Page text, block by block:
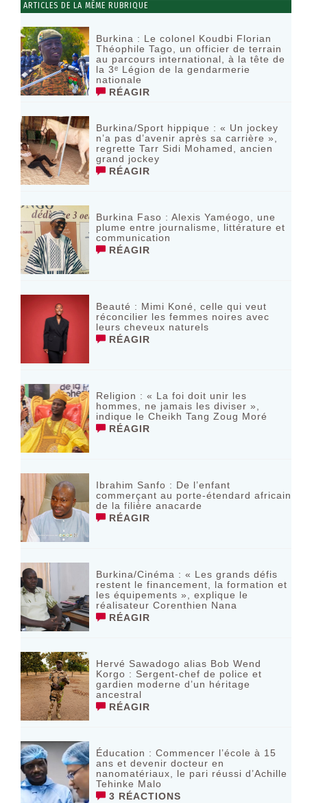
ARTICLES DE LA MÊME RUBRIQUE
Burkina : Le colonel Koudbi Florian
Théophile Tago, un officier de terrain
au parcours international, à la tête de
la 3ᵉ Légion de la gendarmerie
nationale
RÉAGIR
Burkina/Sport hippique : « Un jockey
n’a pas d’avenir après sa carrière »,
regrette Tarr Sidi Mohamed, ancien
grand jockey
RÉAGIR
Burkina Faso : Alexis Yaméogo, une
plume entre journalisme, littérature et
communication
RÉAGIR
Beauté : Mimi Koné, celle qui veut
réconcilier les femmes noires avec
leurs cheveux naturels
RÉAGIR
Religion : « La foi doit unir les
hommes, ne jamais les diviser »,
indique le Cheikh Tang Zoug Moré
RÉAGIR
Ibrahim Sanfo : De l’enfant
commerçant au porte-étendard africain
de la filière anacarde
RÉAGIR
Burkina/Cinéma : « Les grands défis
restent le financement, la formation et
les équipements », explique le
réalisateur Corenthien Nana
RÉAGIR
Hervé Sawadogo alias Bob Wend
Korgo : Sergent-chef de police et
gardien moderne d’un héritage
ancestral
RÉAGIR
Éducation : Commencer l’école à 15
ans et devenir docteur en
nanomatériaux, le pari réussi d’Achille
Tehinke Malo
3 RÉACTIONS